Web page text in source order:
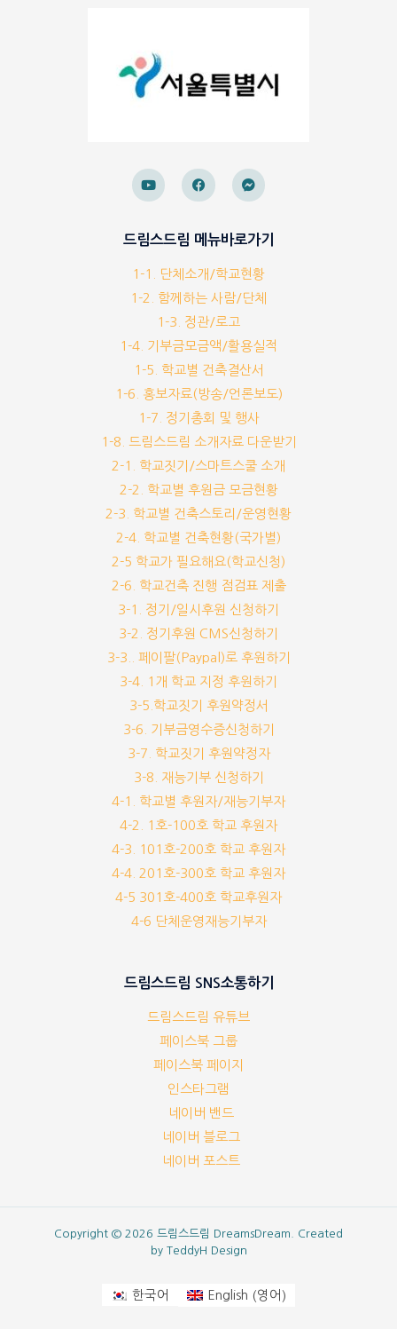
드림스드림 메뉴바로가기
1-1. 단체소개/학교현황
1-2. 함께하는 사람/단체
1-3. 정관/로고
1-4. 기부금모금액/활용실적
1-5. 학교별 건축결산서
1-6. 홍보자료(방송/언론보도)
1-7. 정기총회 및 행사
1-8. 드림스드림 소개자료 다운받기
2-1. 학교짓기/스마트스쿨 소개
2-2. 학교별 후원금 모금현황
2-3. 학교별 건축스토리/운영현황
2-4. 학교별 건축현황(국가별)
2-5 학교가 필요해요(학교신청)
2-6. 학교건축 진행 점검표 제출
3-1. 정기/일시후원 신청하기
3-2. 정기후원 CMS신청하기
3-3.. 페이팔(Paypal)로 후원하기
3-4. 1개 학교 지정 후원하기
3-5.학교짓기 후원약정서
3-6. 기부금영수증신청하기
3-7. 학교짓기 후원약정자
3-8. 재능기부 신청하기
4-1. 학교별 후원자/재능기부자
4-2. 1호-100호 학교 후원자
4-3. 101호-200호 학교 후원자
4-4. 201호-300호 학교 후원자
4-5 301호-400호 학교후원자
4-6 단체운영재능기부자
드림스드림 SNS소통하기
드림스드림 유튜브
페이스북 그룹
페이스북 페이지
인스타그램
네이버 밴드
네이버 블로그
네이버 포스트
Copyright © 2026 드림스드림 DreamsDream. Created
by TeddyH Design
한국어 English (영어)